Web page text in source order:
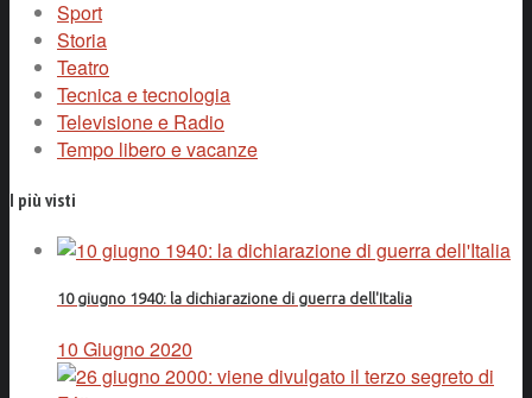
Sport
Storia
Teatro
Tecnica e tecnologia
Televisione e Radio
Tempo libero e vacanze
I più visti
10 giugno 1940: la dichiarazione di guerra dell'Italia
10 Giugno 2020